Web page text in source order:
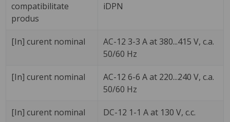
compatibilitate
produs
iDPN
[In] curent nominal
AC-12 3-3 A at 380...415 V, c.a.
50/60 Hz
[In] curent nominal
AC-12 6-6 A at 220...240 V, c.a.
50/60 Hz
[In] curent nominal DC-12 1-1 A at 130 V, c.c.